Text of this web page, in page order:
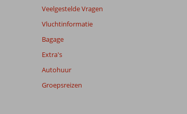
relevantie
de
info
Veelgestelde Vragen
Vluchtinformatie
Bagage
Extra's
Autohuur
Groepsreizen